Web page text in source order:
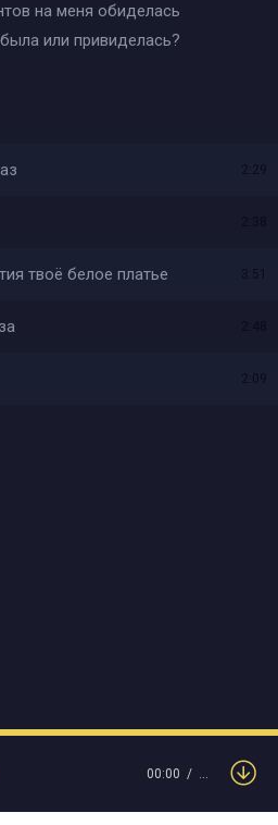
на меня обиделась
или привиделась?
2:29
твоё белое платье 3:51
2:09
00:00 …